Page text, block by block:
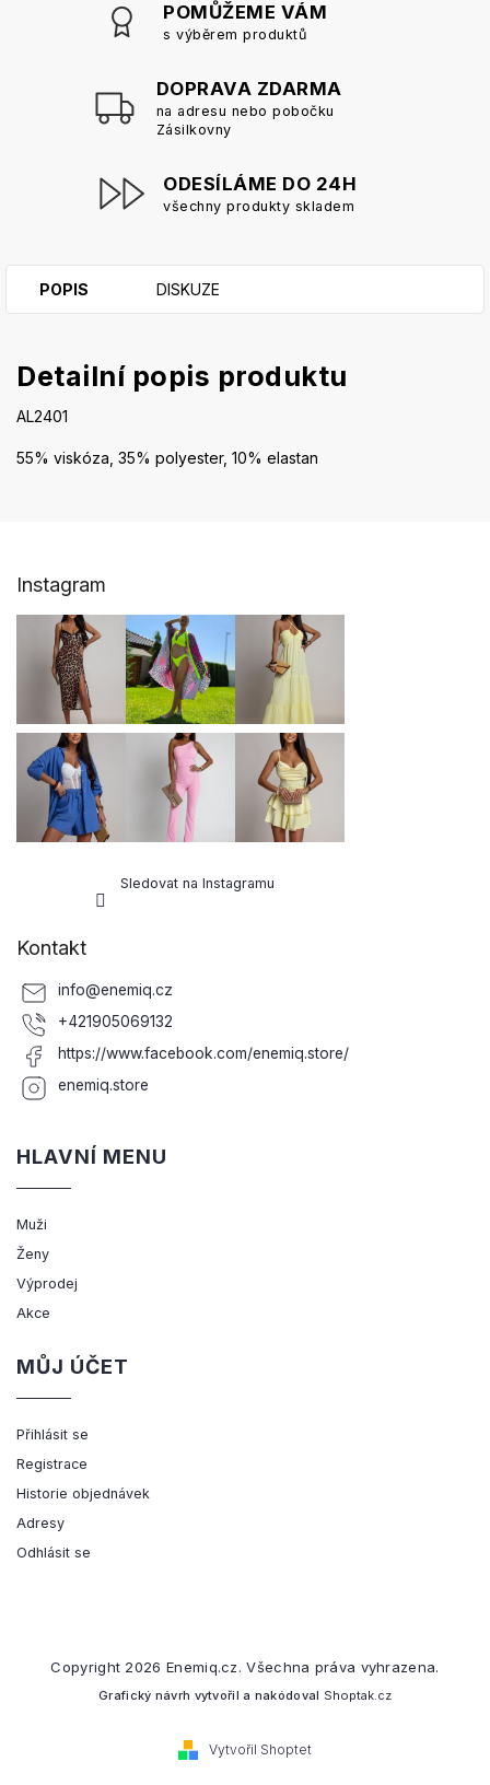
POMŮŽEME VÁM
s výběrem produktů
DOPRAVA ZDARMA
na adresu nebo pobočku
Zásilkovny
ODESÍLÁME DO 24H
všechny produkty skladem
POPIS DISKUZE
Detailní popis produktu
AL2401
55% viskóza, 35% polyester, 10% elastan
Instagram
Sledovat na Instagramu
Kontakt
info@enemiq.cz
+421905069132
https://www.facebook.com/enemiq.store/
enemiq.store
HLAVNÍ MENU
Muži
Ženy
Výprodej
Akce
MŮJ ÚČET
Přihlásit se
Registrace
Historie objednávek
Adresy
Odhlásit se
Vytvořil Shoptet
Copyright 2026 Enemiq.cz. Všechna práva vyhrazena.
Grafický návrh vytvořil a nakódoval Shoptak.cz